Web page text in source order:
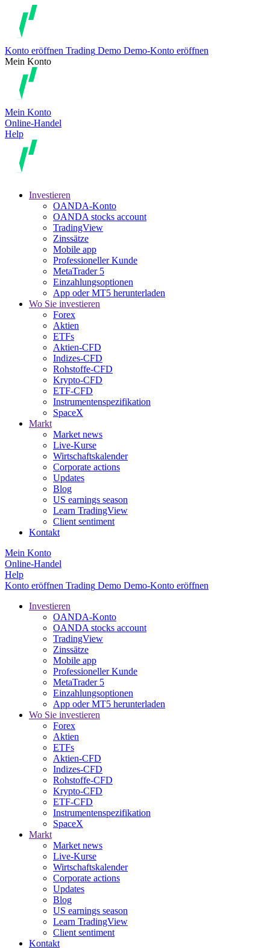
Konto eröffnen Trading Demo Demo-Konto eröffnen
Mein Konto
Mein Konto
Online-Handel
Help
Investieren
OANDA-Konto
OANDA stocks account
TradingView
Zinssätze
Mobile app
Professioneller Kunde
MetaTrader 5
Einzahlungsoptionen
App oder MT5 herunterladen
Wo Sie investieren
Forex
Aktien
ETFs
Aktien-CFD
Indizes-CFD
Rohstoffe-CFD
Krypto-CFD
ETF-CFD
Instrumentenspezifikation
SpaceX
Markt
Market news
Live-Kurse
Wirtschaftskalender
Corporate actions
Updates
Blog
US earnings season
Learn TradingView
Client sentiment
Kontakt
Mein Konto
Online-Handel
Help
Konto eröffnen Trading Demo Demo-Konto eröffnen
Investieren
OANDA-Konto
OANDA stocks account
TradingView
Zinssätze
Mobile app
Professioneller Kunde
MetaTrader 5
Einzahlungsoptionen
App oder MT5 herunterladen
Wo Sie investieren
Forex
Aktien
ETFs
Aktien-CFD
Indizes-CFD
Rohstoffe-CFD
Krypto-CFD
ETF-CFD
Instrumentenspezifikation
SpaceX
Markt
Market news
Live-Kurse
Wirtschaftskalender
Corporate actions
Updates
Blog
US earnings season
Learn TradingView
Client sentiment
Kontakt